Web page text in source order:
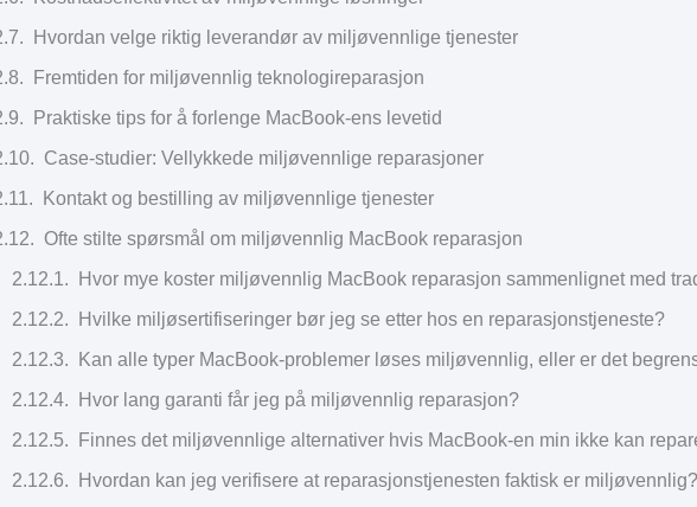
Hvordan velge riktig leverandør av miljøvennlige tjenester
Fremtiden for miljøvennlig teknologireparasjon
Praktiske tips for å forlenge MacBook-ens levetid
Case-studier: Vellykkede miljøvennlige reparasjoner
Kontakt og bestilling av miljøvennlige tjenester
Ofte stilte spørsmål om miljøvennlig MacBook reparasjon
Hvor mye koster miljøvennlig MacBook reparasjon sammenlignet med
Hvilke miljøsertifiseringer bør jeg se etter hos en reparasjonstjeneste?
Kan alle typer MacBook-problemer løses miljøvennlig, eller er det
Hvor lang garanti får jeg på miljøvennlig reparasjon?
Finnes det miljøvennlige alternativer hvis MacBook-en min ikke kan
Hvordan kan jeg verifisere at reparasjonstjenesten faktisk er miljøvennlig?